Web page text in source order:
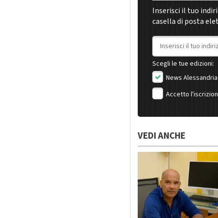
Inserisci il tuo
casella di posta
Indirizzo email
Scegli le tue edizioni:
News Alessandria
Accetto
VEDI ANCHE